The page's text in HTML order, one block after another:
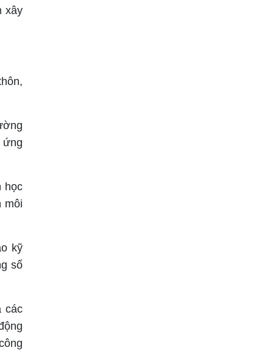
xây
ứng
học
môi
kỹ
số
các